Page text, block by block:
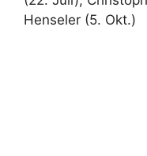
Henseler (5. Okt.)